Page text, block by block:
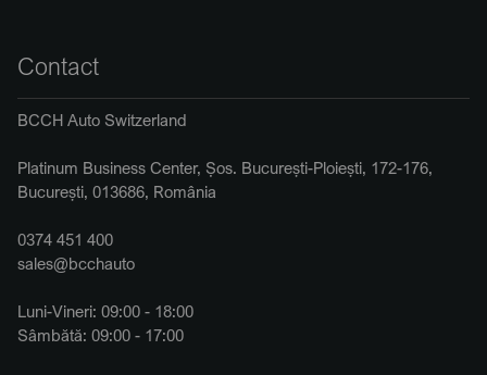
Contact
BCCH Auto Switzerland
Platinum Business Center, Șos. București-Ploiești, 172-176,
București, 013686, România
0374 451 400
sales@bcchauto
Luni-Vineri: 09:00 - 18:00
Sâmbătă: 09:00 - 17:00